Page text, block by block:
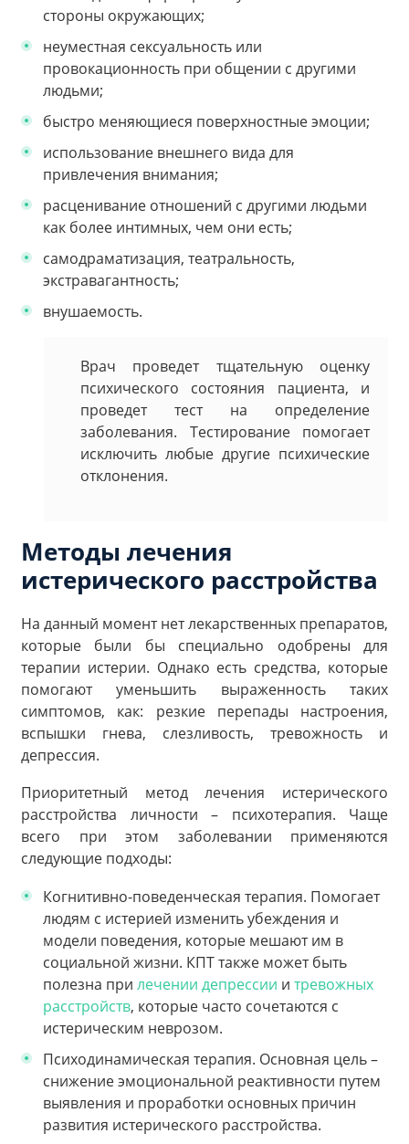
стороны окружающих;
неуместная сексуальность или
провокационность при общении с другими
людьми;
быстро меняющиеся поверхностные эмоции;
использование внешнего вида для
привлечения внимания;
расценивание отношений с другими людьми
как более интимных, чем они есть;
самодраматизация, театральность,
экстравагантность;
внушаемость.
Врач проведет тщательную оценку
психического состояния пациента, и
проведет тест на определение
заболевания. Тестирование помогает
исключить любые другие психические
отклонения.
Методы лечения
истерического расстройства
На данный момент нет лекарственных препаратов,
которые были бы специально одобрены для
терапии истерии. Однако есть средства, которые
помогают уменьшить выраженность таких
симптомов, как: резкие перепады настроения,
вспышки гнева, слезливость, тревожность и
депрессия.
Приоритетный метод лечения истерического
расстройства личности – психотерапия. Чаще
всего при этом заболевании применяются
следующие подходы:
Когнитивно-поведенческая терапия. Помогает
людям с истерией изменить убеждения и
модели поведения, которые мешают им в
социальной жизни. КПТ также может быть
полезна при лечении депрессии и тревожных
расстройств, которые часто сочетаются с
истерическим неврозом.
Психодинамическая терапия. Основная цель –
снижение эмоциональной реактивности путем
выявления и проработки основных причин
развития истерического расстройства.